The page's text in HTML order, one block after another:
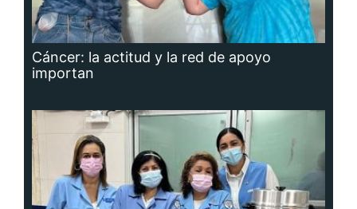
Cáncer: la actitud y la red de apoyo
importan